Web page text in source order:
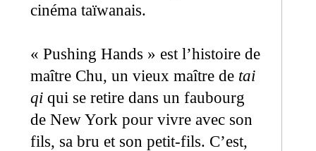
cinéma taïwanais.
« Pushing Hands » est l’histoire de
maître Chu, un vieux maître de tai
qi qui se retire dans un faubourg
de New York pour vivre avec son
fils, sa bru et son petit-fils. C’est,